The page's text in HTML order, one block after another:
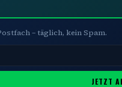
– täglich, kein Spam.
JETZT